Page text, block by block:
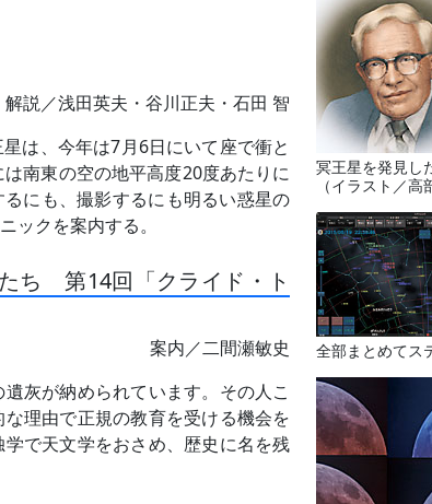
解説／浅田英夫・谷川正夫・石田 智
は、今年は7月6日にいて座で衝と
南東の空の地平高度20度あたりに
にも、撮影するにも明るい惑星の
ックを案内する。
ち 第14回「クライド・ト
案内／二間瀬敏史
灰が納められています。その人こ
理由で正規の教育を受ける機会を
で天文学をおさめ、歴史に名を残
冥王星を発見し
（イラスト／高
全部まとめてス